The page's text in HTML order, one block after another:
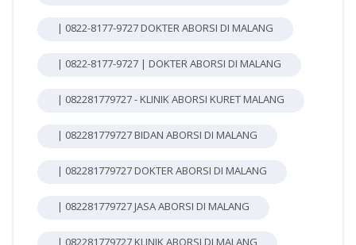
| 0822-8177-9727 DOKTER ABORSI DI MALANG
| 0822-8177-9727 | DOKTER ABORSI DI MALANG
| 082281779727 - KLINIK ABORSI KURET MALANG
| 082281779727 BIDAN ABORSI DI MALANG
| 082281779727 DOKTER ABORSI DI MALANG
| 082281779727 JASA ABORSI DI MALANG
| 082281779727 KLINIK ABORSI DI MALANG